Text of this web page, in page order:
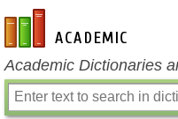
en-academic.com
Academic Dictionaries